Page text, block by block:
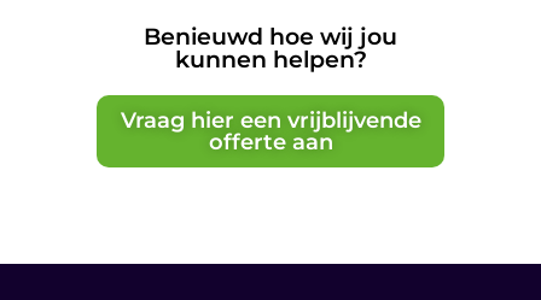
Benieuwd hoe wij jou
kunnen helpen?
Vraag hier een vrijblijvende
offerte aan